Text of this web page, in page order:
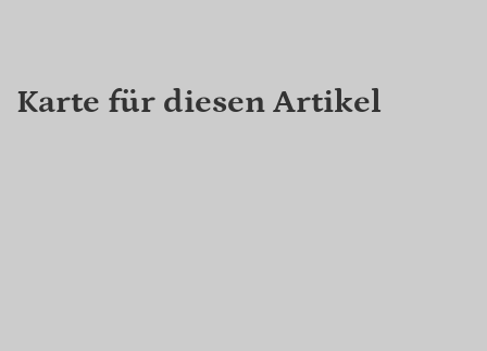
Karte für diesen Artikel